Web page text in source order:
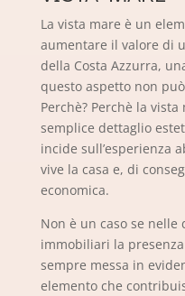
La vista mare è un
aumentare il valore di
della Costa Azzurra,
questo aspetto non
Perchè? Perchè la
semplice dettaglio
incide sull’esperienza
vive la casa e, di
economica.
Non è un caso se
immobiliari la
sempre messa in
elemento che